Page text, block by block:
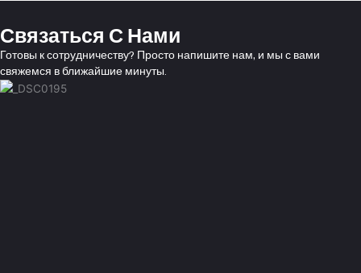
Связаться С Нами
Готовы к сотрудничеству? Просто напишите нам, и мы с вами
свяжемся в ближайшие минуты.